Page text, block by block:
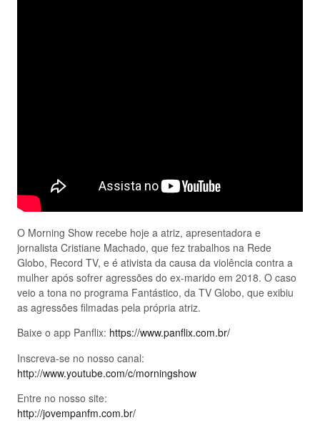
O Morning Show recebe hoje a atriz, apresentadora e
jornalista Cristiane Machado, que fez trabalhos na Rede
Globo, Record TV, e é ativista da causa da violência contra a
mulher após sofrer agressões do ex-marido em 2018. O caso
veio a tona no programa Fantástico, da TV Globo, que exibiu
as agressões filmadas pela própria atriz.
Baixe o app Panflix: https://www.panflix.com.br/
Inscreva-se no nosso canal:
http://www.youtube.com/c/morningshow
Entre no nosso site:
http://jovempanfm.com.br/